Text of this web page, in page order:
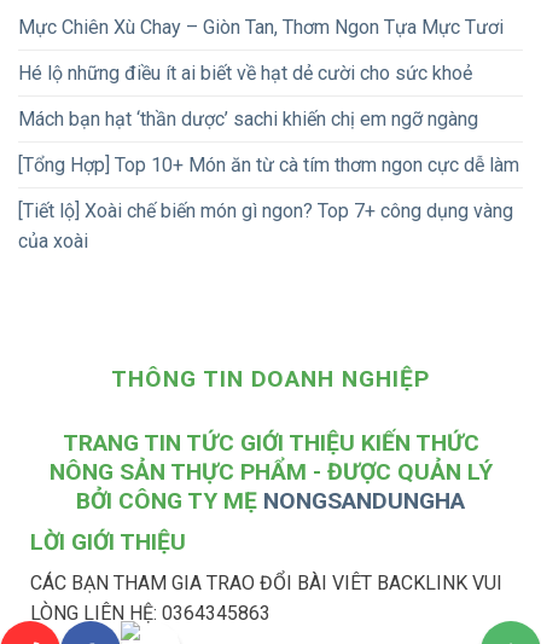
Mực Chiên Xù Chay – Giòn Tan, Thơm Ngon Tựa Mực Tươi
Hé lộ những điều ít ai biết về hạt dẻ cười cho sức khoẻ
Mách bạn hạt ‘thần dược’ sachi khiến chị em ngỡ ngàng
[Tổng Hợp] Top 10+ Món ăn từ cà tím thơm ngon cực dễ làm
[Tiết lộ] Xoài chế biến món gì ngon? Top 7+ công dụng vàng
của xoài
THÔNG TIN DOANH NGHIỆP
TRANG TIN TỨC GIỚI THIỆU KIẾN THỨC
NÔNG SẢN THỰC PHẨM - ĐƯỢC QUẢN LÝ
BỞI CÔNG TY MẸ NONGSANDUNGHA
LỜI GIỚI THIỆU
CÁC BẠN THAM GIA TRAO ĐỔI BÀI VIÊT BACKLINK VUI
LÒNG LIÊN HỆ: 0364345863